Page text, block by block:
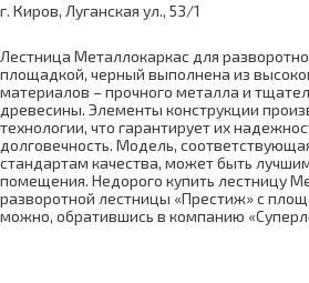
г. Киров, Луганская ул., 53/1
Лестница Металлокаркас для
площадкой, черный выполнена из
материалов – прочного металла и
древесины. Элементы конструкции
технологии, что гарантирует их
долговечность. Модель,
стандартам качества, может быть
помещения. Недорого купить лестницу
разворотной лестницы «Престиж» с
можно, обратившись в компанию